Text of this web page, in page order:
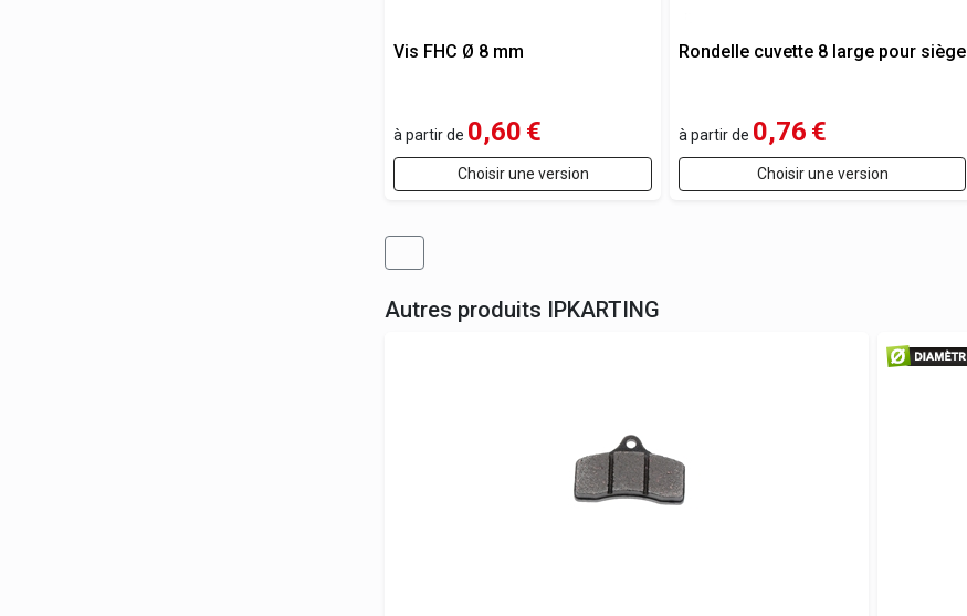
Vis FHC Ø 8 mm
à partir de 0,60 €
Choisir une version
Rondelle cuvette 8 large pour siège
à partir de 0,76 €
Choisir une version
Autres produits IPKARTING